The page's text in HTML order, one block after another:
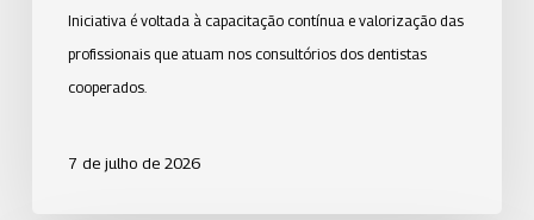
humanizado
Iniciativa é voltada à capacitação contínua e valorização das
profissionais que atuam nos consultórios dos dentistas
cooperados.
7 de julho de 2026